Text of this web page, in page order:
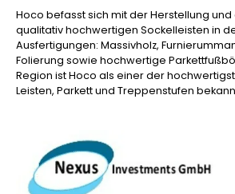
Hoco befasst sich mit der Herstellung
qualitativ hochwertigen Sockelleisten in
Ausfertigungen: Massivholz,
Folierung sowie hochwertige
Region ist Hoco als einer der
Leisten, Parkett und Treppenstufen